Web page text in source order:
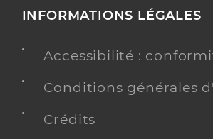
INFORMATIONS LÉGALES
Accessibilité :
Conditions générales
Crédits